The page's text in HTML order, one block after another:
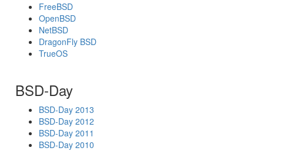
FreeBSD
OpenBSD
NetBSD
DragonFly BSD
TrueOS
BSD-Day
BSD-Day 2013
BSD-Day 2012
BSD-Day 2011
BSD-Day 2010